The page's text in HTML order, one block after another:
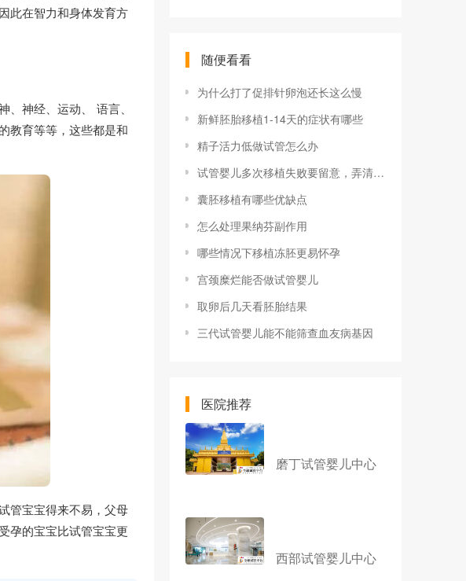
此在智力和身体发育方
神经、运动、 语言、
教育等等，这些都是和
管宝宝得来不易，父母
孕的宝宝比试管宝宝更
随便看看
为什么打了促排针卵泡还长这么慢
新鲜胚胎移植1-14天的症状有哪些
精子活力低做试管怎么办
试管婴儿多次移植失败要留意，弄清其原因就知该怎么办了
囊胚移植有哪些优缺点
怎么处理果纳芬副作用
哪些情况下移植冻胚更易怀孕
宫颈糜烂能否做试管婴儿
取卵后几天看胚胎结果
三代试管婴儿能不能筛查血友病基因
医院推荐
磨丁试管婴儿中心
西部试管婴儿中心